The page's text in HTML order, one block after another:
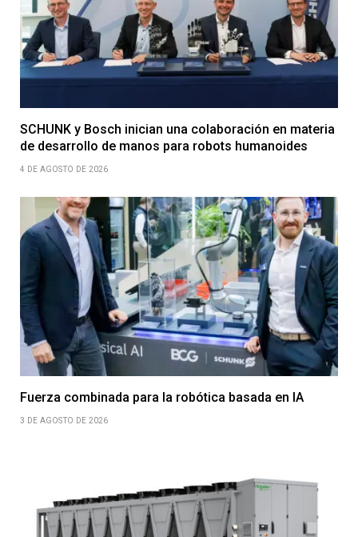
SCHUNK y Bosch inician una colaboración en materia
de desarrollo de manos para robots humanoides
4 DE AGOSTO DE 2026
Fuerza combinada para la robótica basada en IA
3 DE AGOSTO DE 2026